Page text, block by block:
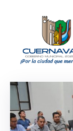
Gobierno
Turismo
Trámites
y